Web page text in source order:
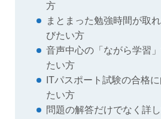
方
まとまった勉強時間が取
びたい方
音声中心の「ながら学習
たい方
ITパスポート試験の合格
たい方
問題の解答だけでなく詳